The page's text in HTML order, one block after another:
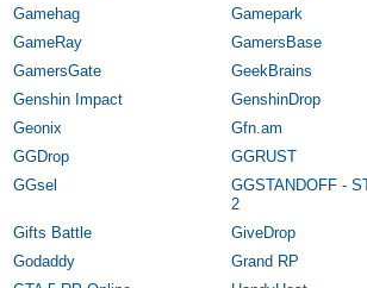
Gamehag
Gamepark
GameRay
GamersBase
GamersGate
GeekBrains
Genshin Impact
GenshinDrop
Geonix
Gfn.am
GGDrop
GGRUST
GGsel
GGSTANDOFF -
2
Gifts Battle
GiveDrop
Godaddy
Grand RP